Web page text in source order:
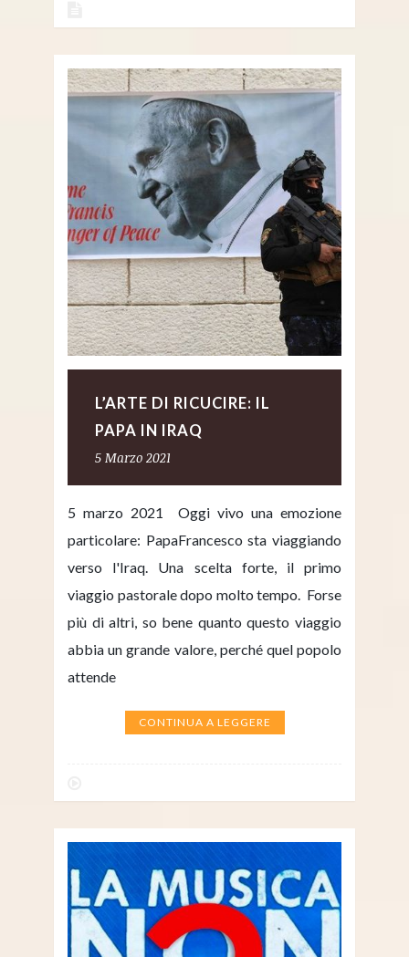
L’ARTE DI RICUCIRE: IL
PAPA IN IRAQ
5 Marzo 2021
5 marzo 2021 Oggi vivo una emozione
particolare: PapaFrancesco sta viaggiando
verso l'Iraq. Una scelta forte, il primo
viaggio pastorale dopo molto tempo. Forse
più di altri, so bene quanto questo viaggio
abbia un grande valore, perché quel popolo
attende
CONTINUA A LEGGERE